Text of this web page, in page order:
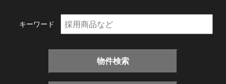
キーワード
物件検索